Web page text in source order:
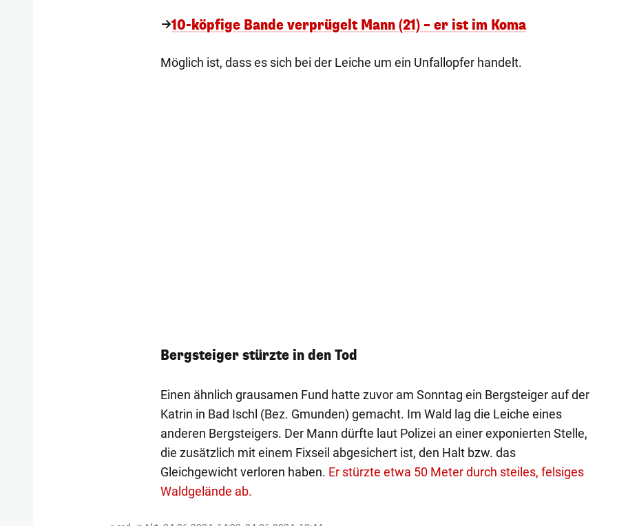
10-köpfige Bande verprügelt Mann (21) – er ist im Koma
Möglich ist, dass es sich bei der Leiche um ein Unfallopfer handelt.
Bergsteiger stürzte in den Tod
Einen ähnlich grausamen Fund hatte zuvor am Sonntag ein Bergsteiger auf der
Katrin in Bad Ischl (Bez. Gmunden) gemacht. Im Wald lag die Leiche eines
anderen Bergsteigers. Der Mann dürfte laut Polizei an einer exponierten Stelle,
die zusätzlich mit einem Fixseil abgesichert ist, den Halt bzw. das
Gleichgewicht verloren haben. Er stürzte etwa 50 Meter durch steiles, felsiges
Waldgelände ab.